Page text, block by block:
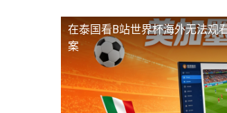
在泰国看B站世界杯海外无法观
案